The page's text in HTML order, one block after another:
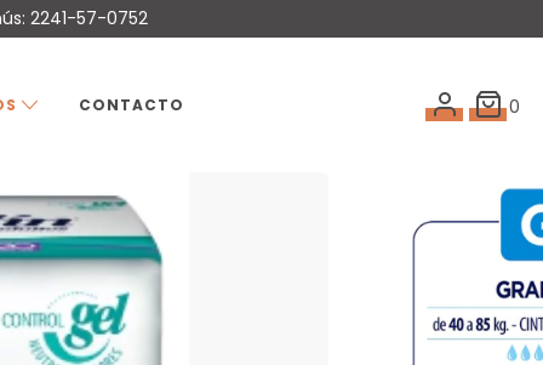
2241-57-0752
CONTACTO 0